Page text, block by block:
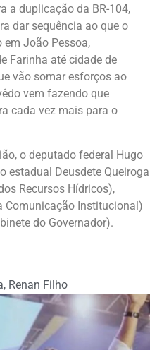
a duplicação da BR-104,
dar sequência ao que o
João Pessoa,
Farinha até cidade de
vão somar esforços ao
vem fazendo que
cada vez mais para o
o deputado federal Hugo
estadual Deusdete Queiroga
Recursos Hídricos),
Comunicação Institucional)
do Governador).
, Renan Filho